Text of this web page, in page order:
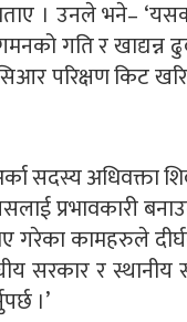
। उनले भने–
गति र खाद्यन्न
परिक्षण किट
सदस्य अधिवक्ता
प्रभावकारी
गरेका कामहरुले
सरकार र
।’